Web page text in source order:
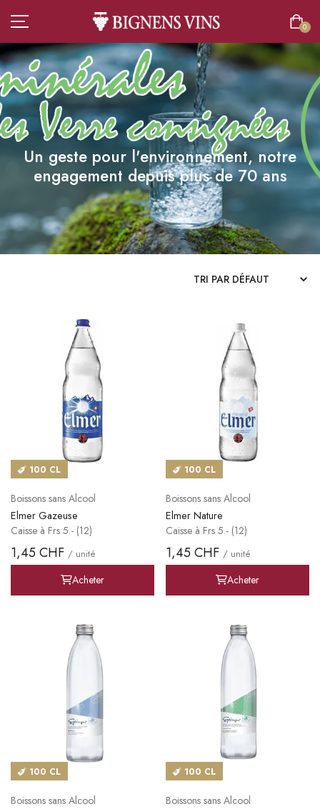
0
ACCUEIL
TOUT L’ASSORTIMENT
CHAMPAGNES
SPIRITUEUX
CATALOGUES
MAGASINS
CONTACT
SE CONNECTER
Langue
Devise
Un geste pour l'environnement, notre
engagement depuis plus de 70 ans
100 CL
Boissons sans Alcool
Elmer Gazeuse
Caisse à Frs 5.- (12)
1,45 CHF / unité
Acheter
100 CL
Boissons sans Alcool
Elmer Nature
Caisse à Frs 5.- (12)
1,45 CHF / unité
Acheter
100 CL
Boissons sans Alcool
100 CL
Boissons sans Alcool